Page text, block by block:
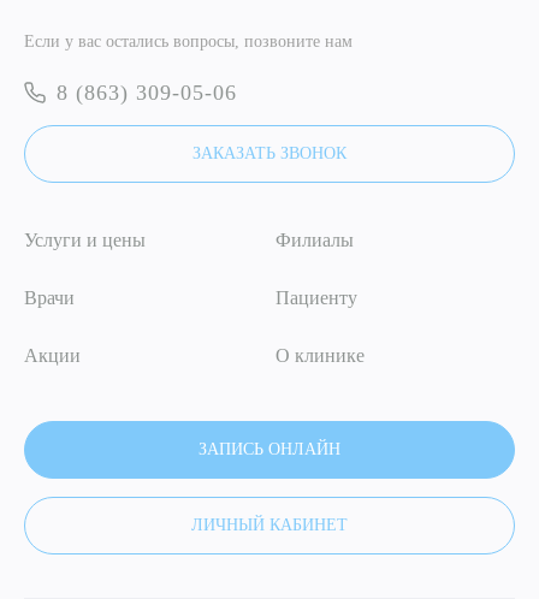
Я даю согласие наобработку персональных данных
Если у вас остались вопросы, позвоните нам
8 (863) 309-05-06
ЗАКАЗАТЬ ЗВОНОК
Услуги и цены
Врачи
Акции
Филиалы
Пациенту
О клинике
ЗАПИСЬ ОНЛАЙН
ЛИЧНЫЙ КАБИНЕТ